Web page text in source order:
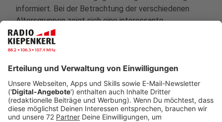
informiert. Bei der Betrachtung der verschiedenen
Altersgruppen zeigt sich eine interessante
Abweichung in der Gruppe der ältesten Befragten über
60 Jahre: Hier überwiegt mit 52 Prozent der Anteil
"Offenbar haben sich gerade die älteren Menschen, die
häufiger von Erkrankungen betroffen sind und öfter in
die Arztpraxis müssen, schon intensiver mit dem
Thema ePA und den Vorteilen der Patientenakte
auseinandergesetzt", sagt Dr. Carola Reimann,